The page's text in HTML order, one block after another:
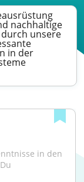
nachhaltige
durch unsere
in der